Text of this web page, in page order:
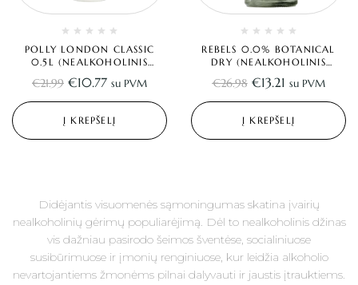
POLLY LONDON CLASSIC
0.5L (NEALKOHOLINIS
DŽINAS)
€21.99 €10.77 su PVM
Į KREPŠELĮ
REBELS 0.0% BOTANICAL
DRY (NEALKOHOLINIS
DŽINAS) 0.5L
€26.98 €13.21 su PVM
Į KREPŠELĮ
Didėjantis visuomenės sąmoningumas skatina įvairių
nealkoholinių gėrimų populiarėjimą. Dėl to nealkoholinis džinas
vis dažniau pasirodo šeimos šventėse, socialiniuose
susibūrimuose ir įmonių renginiuose, kur leidžia alkoholio
nevartojantiems žmonėms pilnai dalyvauti ir jaustis įtrauktiems.